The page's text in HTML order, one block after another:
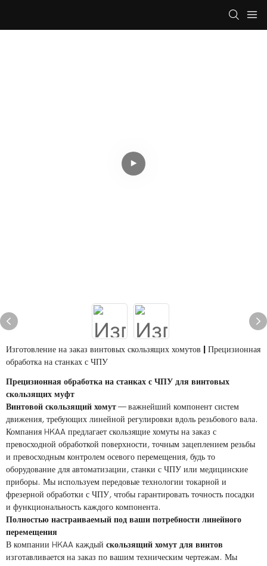
Изготовление на заказ винтовых скользящих хомутов | Прецизионная
обработка на станках с ЧПУ
Прецизионная обработка на станках с ЧПУ для винтовых
скользящих муфт
Винтовой скользящий хомут— важнейший компонент систем
движения, требующих линейной регулировки вдоль резьбового вала.
Компания HKAA предлагает скользящие хомуты на заказ с
превосходной обработкой поверхности, точным зацеплением резьбы
и превосходным контролем осевого перемещения, будь то
оборудование для автоматизации, станки с ЧПУ или медицинские
приборы. Мы используем передовые технологии токарной и
фрезерной обработки с ЧПУ, чтобы гарантировать точность посадки
и функциональность каждого компонента.
Полностью настраиваемый под ваши потребности линейного
перемещения
В компании HKAA каждый скользящий хомут для винтов
изготавливается на заказ по вашим техническим чертежам. Мы